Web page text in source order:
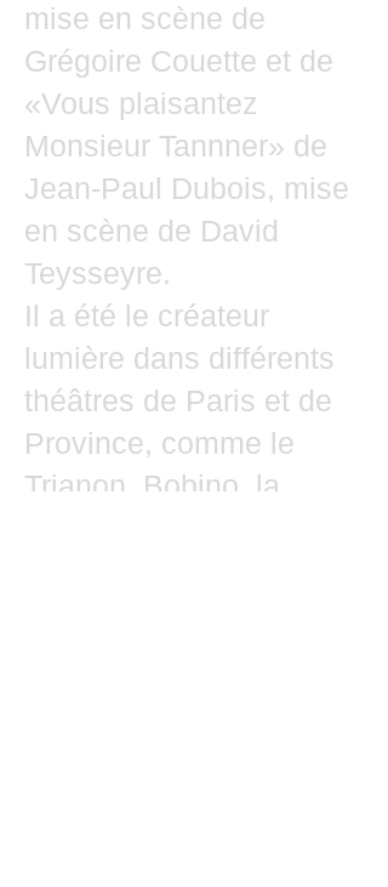
mise en scène de
Grégoire Couette et de
«Vous plaisantez
Monsieur Tannner» de
Jean-Paul Dubois, mise
en scène de David
Teysseyre.
Il a été le créateur
lumière dans différents
théâtres de Paris et de
Province, comme le
Trianon, Bobino, la